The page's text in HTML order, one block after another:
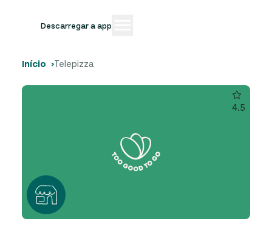
Descarregar a app
Início Telepizza
4.5